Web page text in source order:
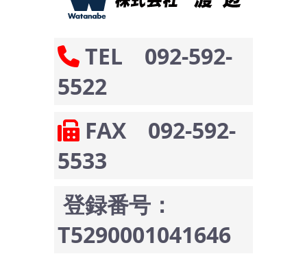
TEL 092-592-
5522
FAX 092-592-
5533
登録番号：
T5290001041646